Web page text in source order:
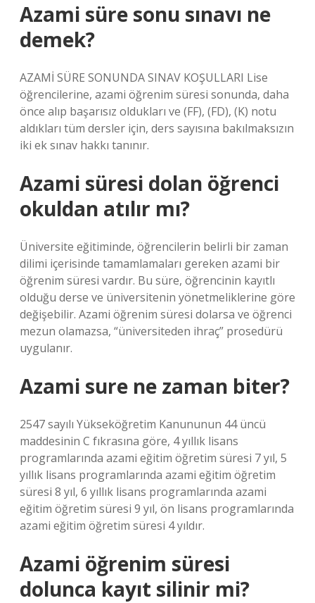
Azami süre sonu sınavı ne
demek?
AZAMİ SÜRE SONUNDA SINAV KOŞULLARI Lise
öğrencilerine, azami öğrenim süresi sonunda, daha
önce alıp başarısız oldukları ve (FF), (FD), (K) notu
aldıkları tüm dersler için, ders sayısına bakılmaksızın
iki ek sınav hakkı tanınır.
Azami süresi dolan öğrenci
okuldan atılır mı?
Üniversite eğitiminde, öğrencilerin belirli bir zaman
dilimi içerisinde tamamlamaları gereken azami bir
öğrenim süresi vardır. Bu süre, öğrencinin kayıtlı
olduğu derse ve üniversitenin yönetmeliklerine göre
değişebilir. Azami öğrenim süresi dolarsa ve öğrenci
mezun olamazsa, “üniversiteden ihraç” prosedürü
uygulanır.
Azami sure ne zaman biter?
2547 sayılı Yükseköğretim Kanununun 44 üncü
maddesinin C fıkrasına göre, 4 yıllık lisans
programlarında azami eğitim öğretim süresi 7 yıl, 5
yıllık lisans programlarında azami eğitim öğretim
süresi 8 yıl, 6 yıllık lisans programlarında azami
eğitim öğretim süresi 9 yıl, ön lisans programlarında
azami eğitim öğretim süresi 4 yıldır.
Azami öğrenim süresi
dolunca kayıt silinir mi?